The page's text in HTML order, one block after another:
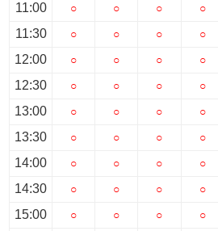
11:00
11:30
12:00
12:30
13:00
13:30
14:00
14:30
15:00
○
○
○
○
○
○
○
○
○
○
○
○
○
○
○
○
○
○
○
○
○
○
○
○
○
○
○
○
○
○
○
○
○
○
○
○